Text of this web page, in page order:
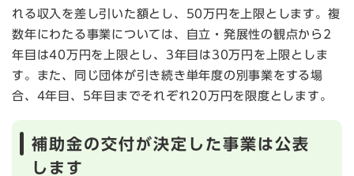
れる収入を差し引いた額とし、50万円を上限とします。複
数年にわたる事業については、自立・発展性の観点から2
年目は40万円を上限とし、3年目は30万円を上限としま
す。また、同じ団体が引き続き単年度の別事業をする場
合、4年目、5年目までそれぞれ20万円を限度とします。
補助金の交付が決定した事業は公表
します